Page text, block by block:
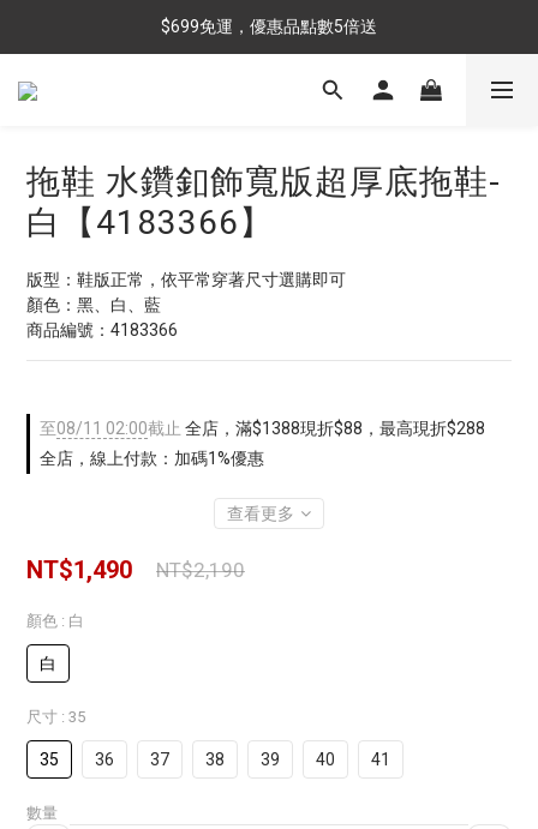
$699免運，優惠品點數5倍送
$699免運，優惠品點數5倍送
滿額最高現折$288
$699免運，優惠品點數5倍送
拖鞋 水鑽釦飾寬版超厚底拖鞋-
白【4183366】
版型：鞋版正常，依平常穿著尺寸選購即可
顏色：黑、白、藍
商品編號：4183366
至08/11 02:00截止 全店，滿$1388現折$88，最高現折$288
全店，線上付款：加碼1%優惠
查看更多
NT$1,490 NT$2,190
顏色 : 白
白
尺寸 : 35
35 36 37 38 39 40 41
數量